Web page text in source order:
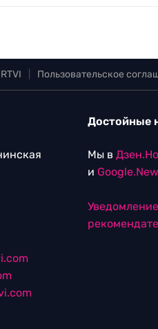
Пользовательское
Достойные
Мы в
и